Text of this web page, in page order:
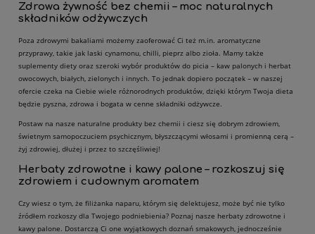
Zdrowa żywność bez chemii – moc naturalnych
składników odżywczych
Poza zdrowymi bakaliami możemy zaoferować Ci też m.in. aromatyczne
przyprawy, takie jak laski cynamonu, chilli, pieprz albo zioła. Mamy także
suplementy diety oraz szeroki wybór produktów do picia – kaw palonych i herbat
owocowych, białych, zielonych i innych. To jednak dopiero początek – w naszej
ofercie czeka na Ciebie wiele różnorodnych produktów, dzięki którym Twoja dieta
będzie pyszna, zdrowa i bogata w cenne składniki odżywcze.
Postaw na nasze naturalne produkty bez chemii i ciesz się dobrym zdrowiem,
świetnym samopoczuciem psychicznym, błyszczącymi włosami i promienną cerą –
żyj zdrowiej, dłużej i przez to szczęśliwiej!
Herbaty zdrowotne i kawy palone – rozkoszuj się
zdrowiem i cudownym aromatem
Czy wiesz o tym, że filiżanka naparu, którym się delektujesz, może być nie tylko
źródłem rozkoszy dla Twojego podniebienia? Poznaj nasze herbaty zdrowotne i
kawy palone. Dostarczą Ci one wyjątkowych doznań smakowych, jednocześnie